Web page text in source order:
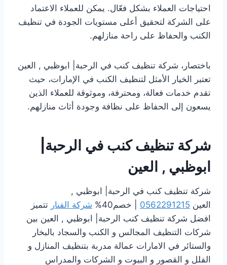
احتياجات العملاء بشكل فعّال. يمكن للعملاء الاعتماد
على الشركة لتحقيق أعلى مستويات الجودة في تنظيف
الكنب والحفاظ على راحة منازلهم.
باختصار، شركة تنظيف كنب في الرحبة| ابوظبي , العين
تعتبر الخيار الأمثل لتنظيف الكنب في الإمارات، حيث
تقدم خدمات فعالة، ومحترفة، وموثوقة للعملاء الذين
يسعون إلى الحفاظ على نظافة وجودة أثاث منازلهم.
شركة تنظيف كنب في الرحبة|
ابوظبي , العين
شركة تنظيف كنب في الرحبة| ابوظبي ,
العين 0562291215 | خصم40% شركة الفنار تتميز
افضل شركة تنظيف كنب الرحبة| ابوظبي , العين بين
شركات التنظيف المجالس و الكنب والسجاد بالبخار
والستائر في الامارات عمالة مدربة بتنظيف المنازل و
الفلل و القصور و البيوت و الشركات والمدراس